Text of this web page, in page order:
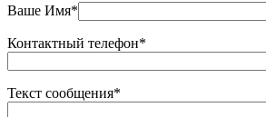
Ваше Имя*
Контактный телефон*
Текст сообщения*